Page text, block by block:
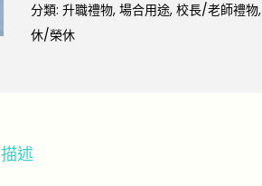
分類: 升職禮物, 場合用途, 校長/老師禮物,
休/榮休
描述